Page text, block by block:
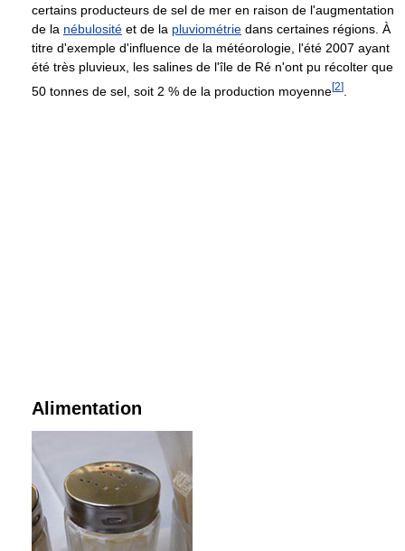
certains producteurs de sel de mer en raison de l'augmentation
de la nébulosité et de la pluviométrie dans certaines régions. À
titre d'exemple d'influence de la météorologie, l'été 2007 ayant
été très pluvieux, les salines de l'île de Ré n'ont pu récolter que
50 tonnes de sel, soit 2 % de la production moyenne[2]
Alimentation